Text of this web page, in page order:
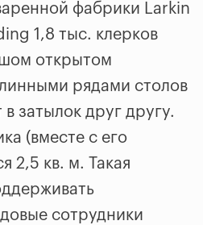
фабрики Larkin
1,8 тыс. клерков
открытом
рядами столов
затылок друг другу.
(вместе с его
2,5 кв. м. Такая
сотрудники